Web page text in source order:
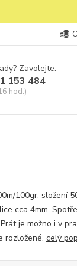
Zavolejte.
153 484
hod.)
100gr, složení
cca 4mm.
je možno i v
rozložené. celý